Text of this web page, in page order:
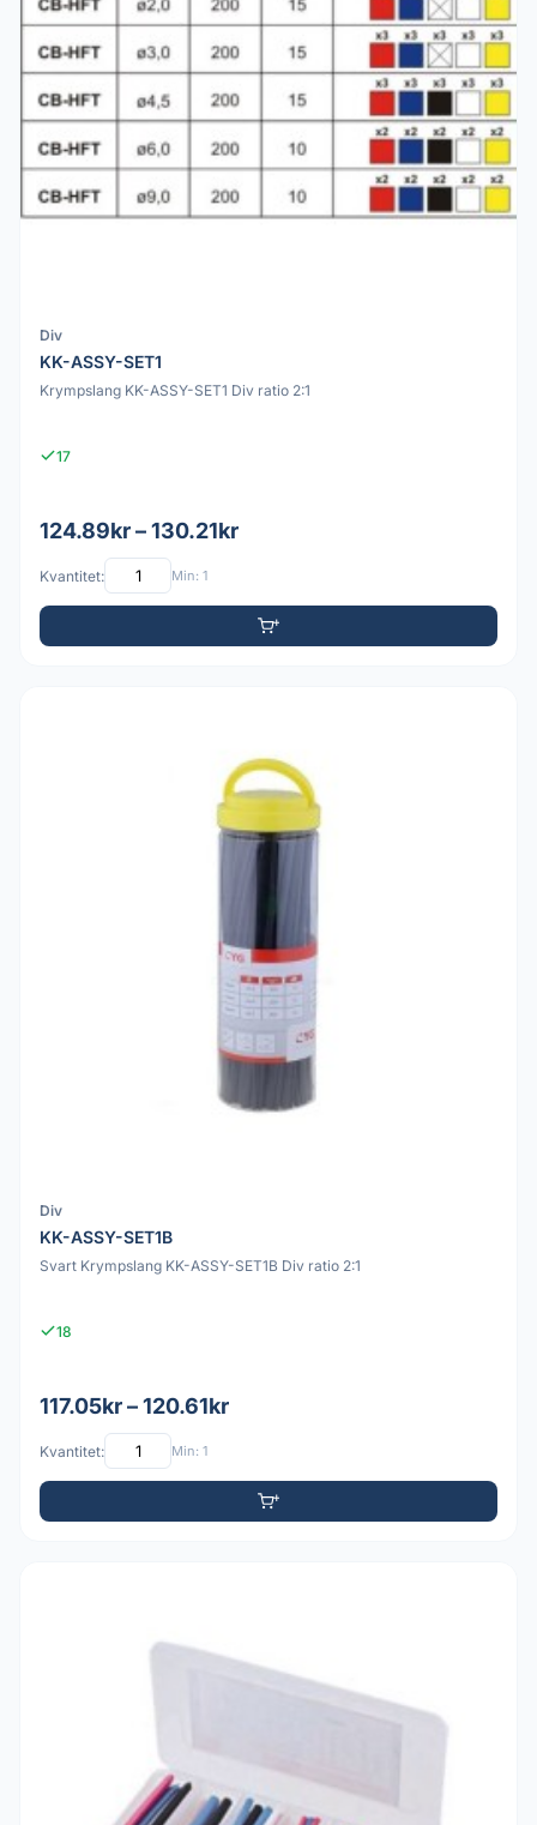
Div
KK-ASSY-SET1
Krympslang KK-ASSY-SET1 Div ratio 2:1
17
124.89kr – 130.21kr
Kvantitet: Min: 1
Div
KK-ASSY-SET1B
Svart Krympslang KK-ASSY-SET1B Div ratio 2:1
18
117.05kr – 120.61kr
Kvantitet: Min: 1